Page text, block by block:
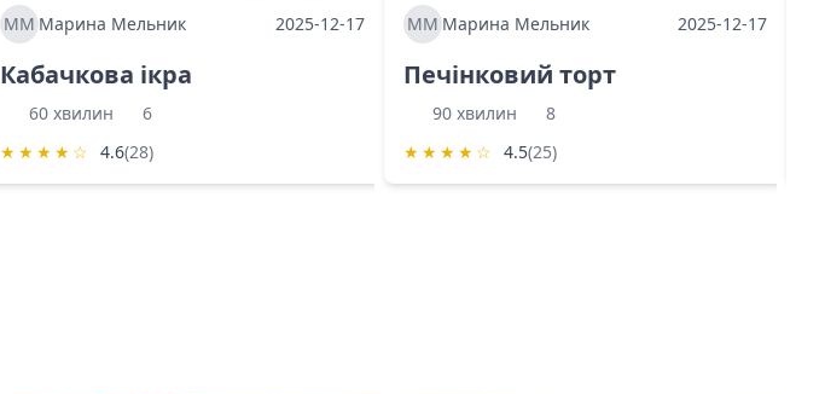
ММ Марина Мельник 2025-12-17
Кабачкова ікра
60 хвилин
6
★ ★ ★ ★ ☆ 4.6(28)
МММарина Мельник 2025-12-17
Печінковий торт
90 хвилин
8
★ ★ ★ ★ ☆ 4.5(25)